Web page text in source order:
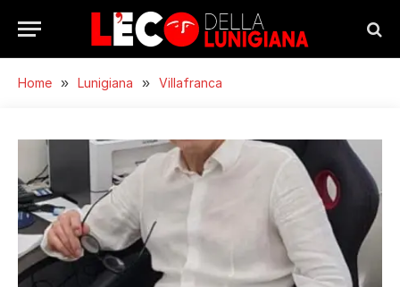
Home » Lunigiana » Villafranca